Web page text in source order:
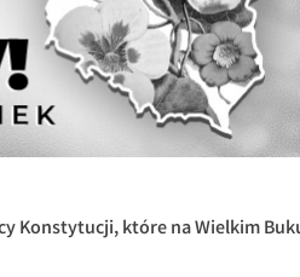
Konstytucji, które na Wielkim